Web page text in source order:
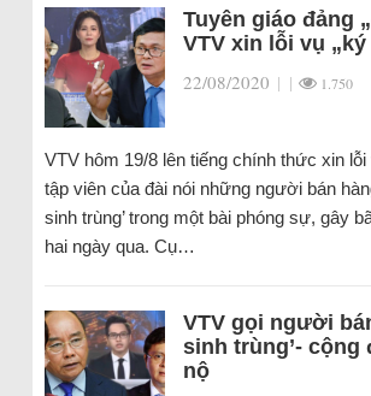
Tuyên giáo đảng
VTV xin lỗi vụ
22/08/2020 | | 1.750
VTV hôm 19/8 lên tiếng chính thức xin
tập viên của đài nói những người bán
sinh trùng’ trong một bài phóng sự, gây
hai ngày qua. Cụ…
VTV gọi người
sinh trùng’- cộng
nộ